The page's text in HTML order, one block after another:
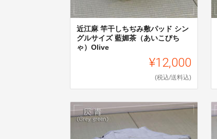
近江麻 竿干しちぢみ敷パッド シン
グルサイズ 藍媚茶（あいこびち
ゃ）Olive
¥12,000
(税込/送料込)